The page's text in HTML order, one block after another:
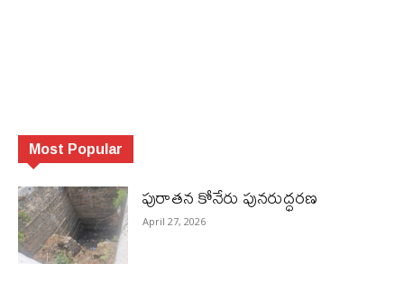
Most Popular
పురాత‌న కోనేరు పున‌రుద్ధ‌ర‌ణ
April 27, 2026